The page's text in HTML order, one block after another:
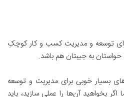
توسعه و مدیریت کسب و کار کوچکِ
به جیبتان هم باشد.
بسیار خوبی برای مدیریت و توسعه
بخواهید آن‌ها را عملی سازید، باید